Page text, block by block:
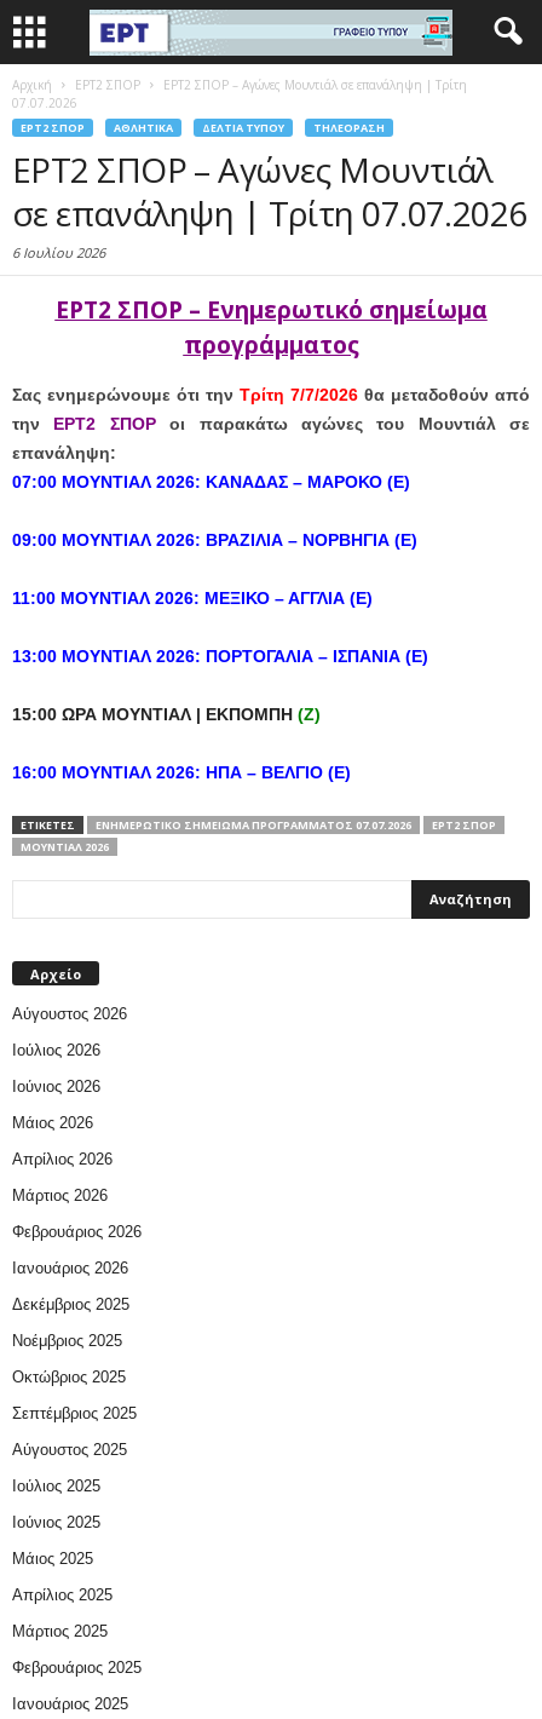
Αρχική EΡΤ2 ΣΠΟΡ
ΕΡΤ2 ΣΠΟΡ – Αγώνες Μουντιάλ σε επανάληψη | Τρίτη
07.07.2026
EΡΤ2 ΣΠΟΡ ΑΘΛΗΤΙΚΆ ΔΕΛΤΊΑ ΤΎΠΟΥ ΤΗΛΕΌΡΑΣΗ
ΕΡΤ2 ΣΠΟΡ – Αγώνες Μουντιάλ
σε επανάληψη | Τρίτη 07.07.2026
6 Ιουλίου 2026
ΕΡΤ2 ΣΠΟΡ – Ενημερωτικό σημείωμα
προγράμματος
Σας ενημερώνουμε ότι την Τρίτη 7/7/2026 θα μεταδοθούν από
την ΕΡΤ2 ΣΠΟΡ
οι παρακάτω αγώνες του Μουντιάλ σε
επανάληψη:
07:00 ΜΟΥΝΤΙΑΛ 2026: ΚΑΝΑΔΑΣ – ΜΑΡΟΚΟ (Ε)
09:00 ΜΟΥΝΤΙΑΛ 2026: ΒΡΑΖΙΛΙΑ – ΝΟΡΒΗΓΙΑ (Ε)
11:00 ΜΟΥΝΤΙΑΛ 2026: ΜΕΞΙΚΟ – ΑΓΓΛΙΑ (Ε)
13:00 ΜΟΥΝΤΙΑΛ 2026: ΠΟΡΤΟΓΑΛΙΑ – ΙΣΠΑΝΙΑ (Ε)
15:00 ΩΡΑ ΜΟΥΝΤΙΑΛ | ΕΚΠΟΜΠΗ (Ζ)
16:00 ΜΟΥΝΤΙΑΛ 2026: ΗΠΑ – ΒΕΛΓΙΟ (Ε)
ΕΤΙΚΕΤΕΣ ΕΝΗΜΕΡΩΤΙΚΌ ΣΗΜΕΊΩΜΑ ΠΡΟΓΡΆΜΜΑΤΟΣ 07.07.2026
ΕΡΤ2 ΣΠΟΡ
ΜΟΥΝΤΙΆΛ 2026
Αρχείο
Αύγουστος 2026
Ιούλιος 2026
Ιούνιος 2026
Μάιος 2026
Απρίλιος 2026
Μάρτιος 2026
Φεβρουάριος 2026
Ιανουάριος 2026
Δεκέμβριος 2025
Νοέμβριος 2025
Οκτώβριος 2025
Σεπτέμβριος 2025
Αύγουστος 2025
Ιούλιος 2025
Ιούνιος 2025
Μάιος 2025
Απρίλιος 2025
Μάρτιος 2025
Φεβρουάριος 2025
Ιανουάριος 2025